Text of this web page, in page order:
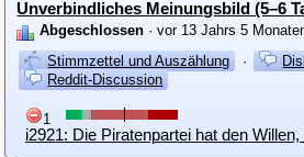
Unverbindliches Meinungsbild (5–6
Abgeschlossen · vor 13 Jahrs 5
Stimmzettel und Auszählung
·
Reddit-Discussion
1